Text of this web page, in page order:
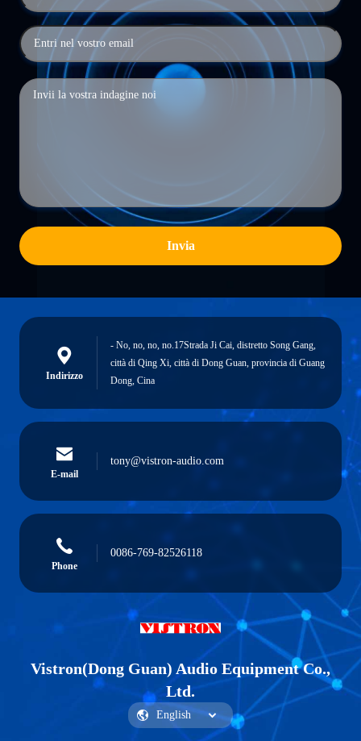
Invia
Indirizzo
- No, no, no, no.17Strada Ji Cai, distretto Song Gang,
città di Qing Xi, città di Dong Guan, provincia di Guang
Dong, Cina
E-mail
tony@vistron-audio.com
Phone
0086-769-82526118
Vistron(Dong Guan) Audio Equipment Co.,
Ltd.